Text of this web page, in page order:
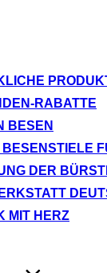
RABATTE
BESEN
BESENSTIELE
DER
MIT HERZ